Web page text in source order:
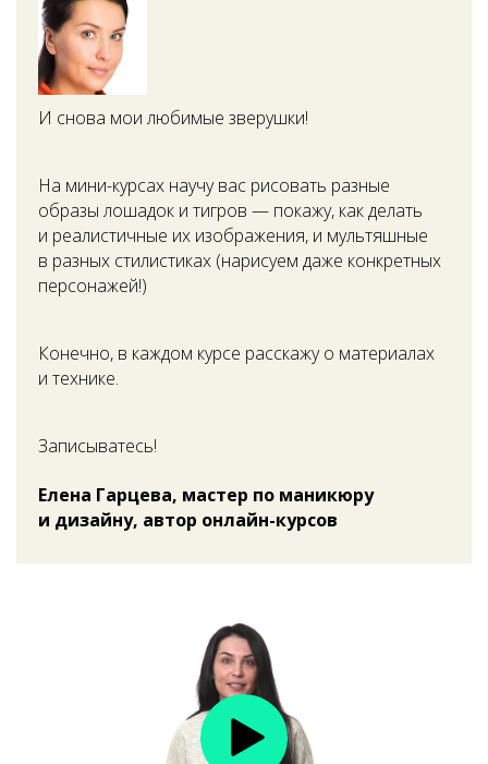
И снова мои любимые зверушки!
На мини-курсах научу вас рисовать разные
образы лошадок и тигров — покажу, как делать
и реалистичные их изображения, и мультяшные
в разных стилистиках (нарисуем даже конкретных
персонажей!)
Конечно, в каждом курсе расскажу о материалах
и технике.
Записыватесь!
Елена Гарцева, мастер по маникюру
и дизайну, автор онлайн-курсов